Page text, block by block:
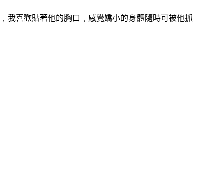
我喜歡貼著他的胸口﹐感覺嬌小的身體隨時可被他抓